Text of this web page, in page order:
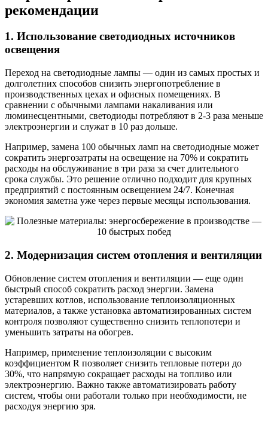
рекомендации
1. Использование светодиодных источников
освещения
Переход на светодиодные лампы — один из самых простых и
долголетних способов снизить энергопотребление в
производственных цехах и офисных помещениях. В
сравнении с обычными лампами накаливания или
люминесцентными, светодиоды потребляют в 2-3 раза меньше
электроэнергии и служат в 10 раз дольше.
Например, замена 100 обычных ламп на светодиодные может
сократить энергозатраты на освещение на 70% и сократить
расходы на обслуживание в три раза за счет длительного
срока службы. Это решение отлично подходит для крупных
предприятий с постоянным освещением 24/7. Конечная
экономия заметна уже через первые месяцы использования.
2. Модернизация систем отопления и вентиляции
Обновление систем отопления и вентиляции — еще один
быстрый способ сократить расход энергии. Замена
устаревших котлов, использование теплоизоляционных
материалов, а также установка автоматизированных систем
контроля позволяют существенно снизить теплопотери и
уменьшить затраты на обогрев.
Например, применение теплоизоляции с высоким
коэффициентом R позволяет снизить тепловые потери до
30%, что напрямую сокращает расходы на топливо или
электроэнергию. Важно также автоматизировать работу
систем, чтобы они работали только при необходимости, не
расходуя энергию зря.